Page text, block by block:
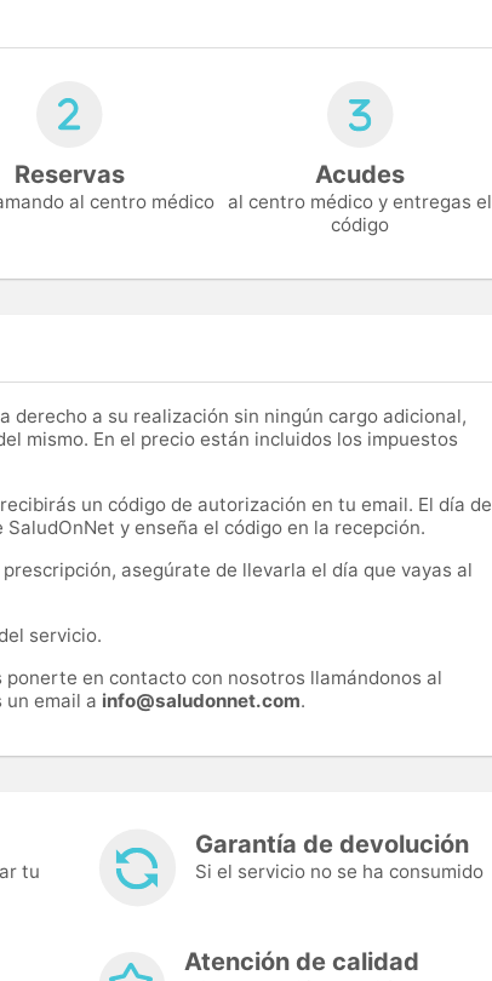
Reservas
al centro médico
Acudes
al centro médico y entregas el
código
derecho a su realización sin ningún cargo adicional,
mismo. En el precio están incluidos los impuestos
un código de autorización en tu email. El día de
y enseña el código en la recepción.
asegúrate de llevarla el día que vayas al
servicio.
en contacto con nosotros llamándonos al
un email a info@saludonnet.com.
tu
Garantía de devolución
Si el servicio no se ha consumido
Atención de calidad